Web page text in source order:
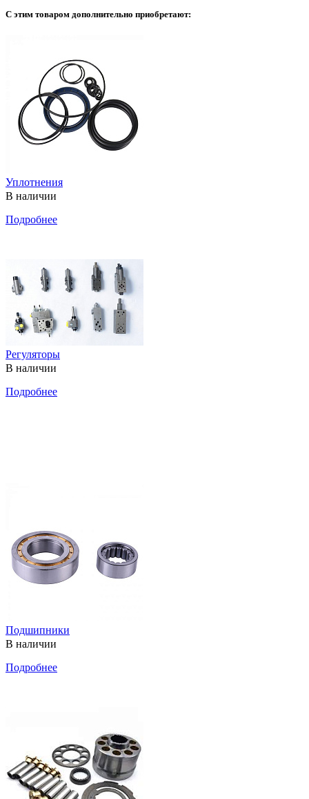
C этим товаром дополнительно приобретают:
Уплотнения
В наличии
Подробнее
Регуляторы
В наличии
Подробнее
Подшипники
В наличии
Подробнее